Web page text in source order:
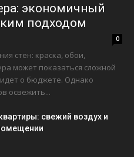
экономичный
подходом
0
стен: краска, обои,
может показаться сложной
о бюджете. Однако
освежить...
свежий воздух и